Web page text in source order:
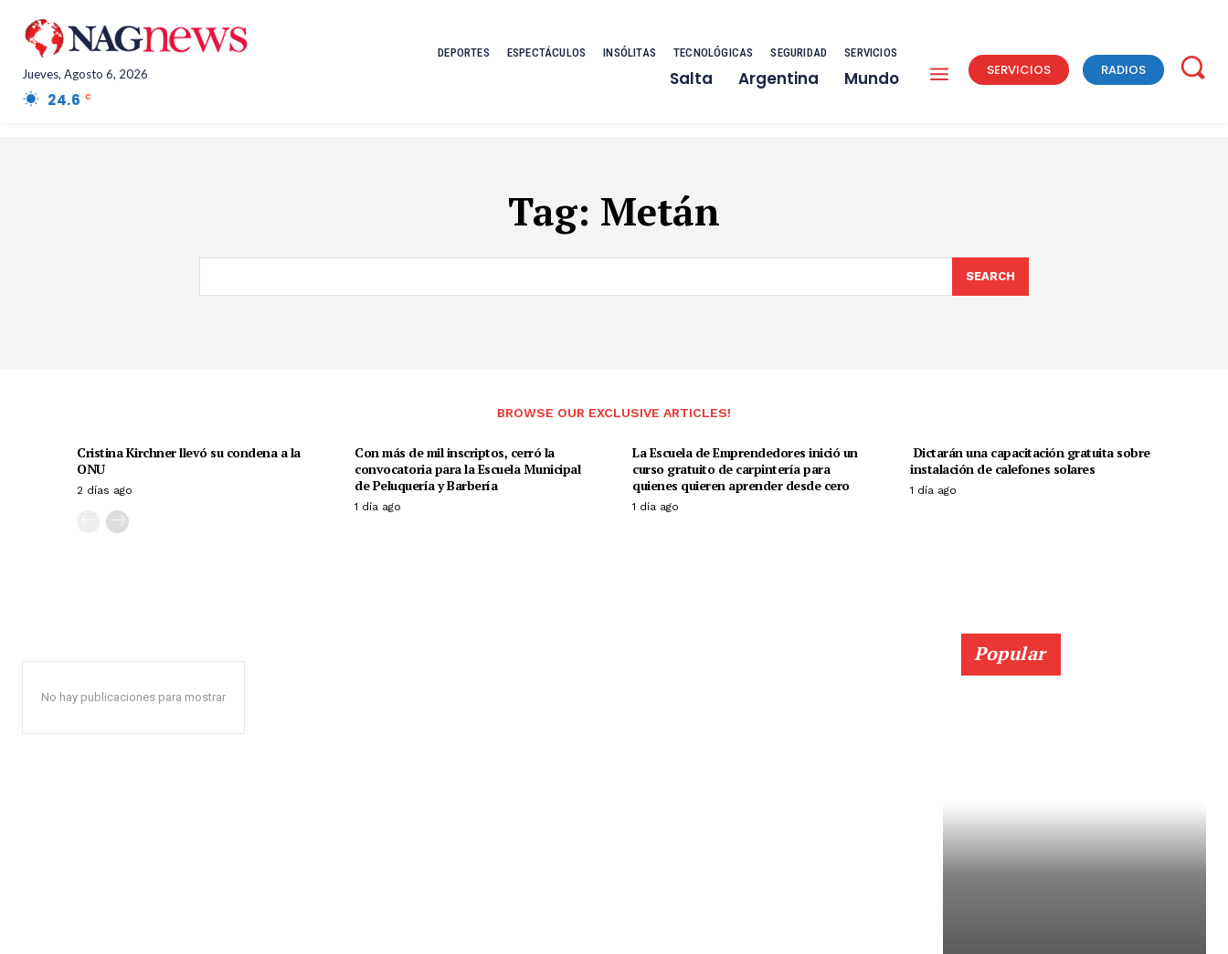
Jueves, Agosto 6, 2026
24.6 C
DEPORTES ESPECTÁCULOS INSÓLITAS TECNOLÓGICAS SEGURIDAD SERVICIOS
Salta Argentina Mundo SERVICIOS RADIOS
Tag: Metán
SEARCH
BROWSE OUR EXCLUSIVE ARTICLES!
Cristina Kirchner llevó su condena a la
ONU
2 días ago
Con más de mil inscriptos, cerró la
convocatoria para la Escuela Municipal
de Peluquería y Barbería
1 día ago
La Escuela de Emprendedores inició un
curso gratuito de carpintería para
quienes quieren aprender desde cero
1 día ago
Dictarán una capacitación gratuita sobre
instalación de calefones solares
1 día ago
No hay publicaciones para mostrar
Popular